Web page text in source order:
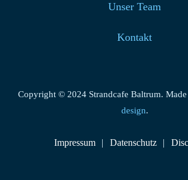
Unser Team
Kontakt
Copyright © 2024 Strandcafe Baltrum.
design.
Impressum Datenschutz